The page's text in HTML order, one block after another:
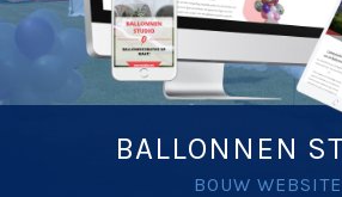
BALLONNEN
BOUW WEBSITE